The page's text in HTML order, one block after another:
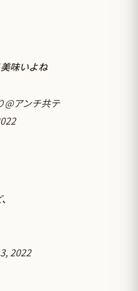
味いよね
アンチ共テ
2022